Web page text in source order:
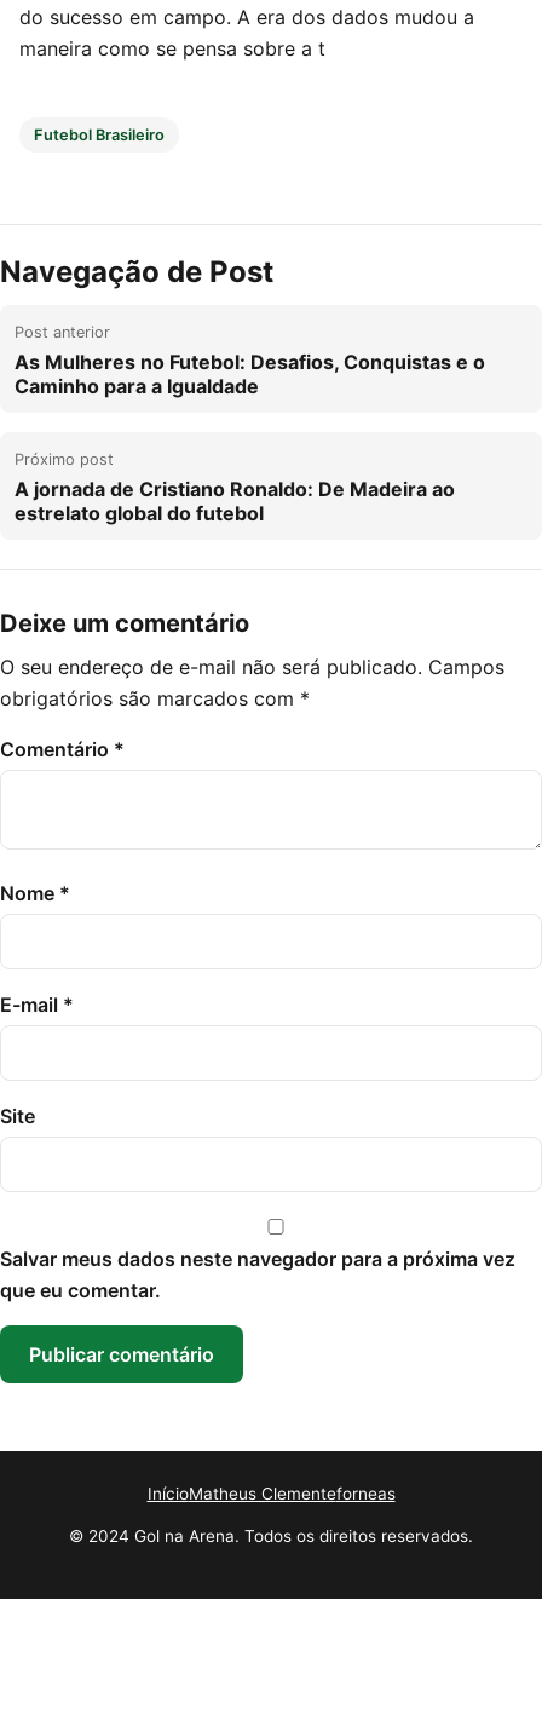
do sucesso em campo. A era dos dados mudou a
maneira como se pensa sobre a t
Futebol Brasileiro
Navegação de Post
Post anterior
As Mulheres no Futebol: Desafios, Conquistas e o
Caminho para a Igualdade
Próximo post
A jornada de Cristiano Ronaldo: De Madeira ao
estrelato global do futebol
Deixe um comentário
O seu endereço de e-mail não será publicado. Campos
obrigatórios são marcados com *
Comentário *
Nome *
E-mail *
Site
Salvar meus dados neste navegador para a próxima vez
que eu comentar.
InícioMatheus Clementeforneas
© 2024 Gol na Arena. Todos os direitos reservados.